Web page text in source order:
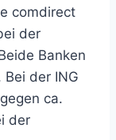
comdirect
der
Banken
der ING
ca.
der